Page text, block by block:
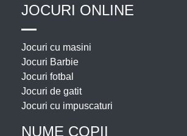
JOCURI ONLINE
Jocuri cu masini
Jocuri Barbie
Jocuri fotbal
Jocuri de gatit
Jocuri cu impuscaturi
NUME COPII